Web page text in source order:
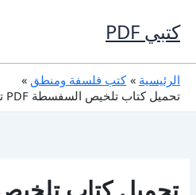
إلى
المحتوى
كتبي PDF
الرئيسية
كتب فلسفة ومنطق
تحميل كتاب تلخيص السفسطة PDF تأليف ابن رشد كامل مجانا